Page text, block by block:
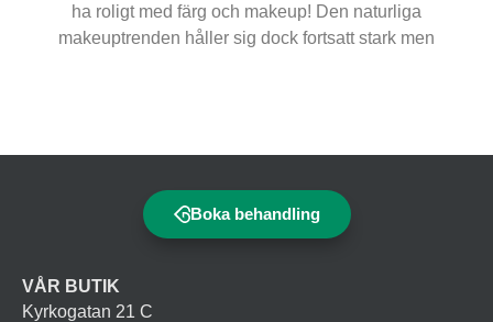
ha roligt med färg och makeup! Den naturliga
makeuptrenden håller sig dock fortsatt stark men
Boka behandling
VÅR BUTIK
Kyrkogatan 21 C